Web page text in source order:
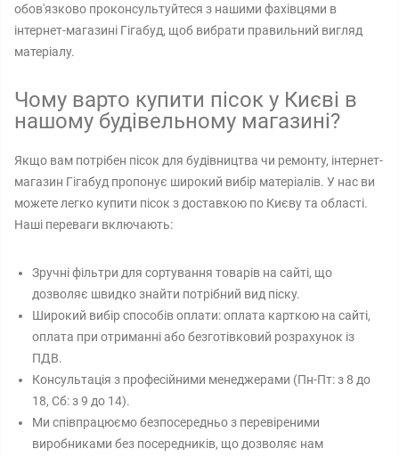
обов'язково проконсультуйтеся з нашими фахівцями в
інтернет-магазині Гігабуд, щоб вибрати правильний вигляд
матеріалу.
Чому варто купити пісок у Києві в
нашому будівельному магазині?
Якщо вам потрібен пісок для будівництва чи ремонту, інтернет-
магазин Гігабуд пропонує широкий вибір матеріалів. У нас ви
можете легко купити пісок з доставкою по Києву та області.
Наші переваги включають:
Зручні фільтри для сортування товарів на сайті, що
дозволяє швидко знайти потрібний вид піску.
Широкий вибір способів оплати: оплата карткою на сайті,
оплата при отриманні або безготівковий розрахунок із
ПДВ.
Консультація з професійними менеджерами (Пн-Пт: з 8 до
18, Сб: з 9 до 14).
Ми співпрацюємо безпосередньо з перевіреними
виробниками без посередників, що дозволяє нам